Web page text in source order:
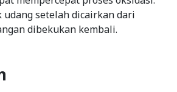
udang setelah dicairkan dari
dibekukan kembali.